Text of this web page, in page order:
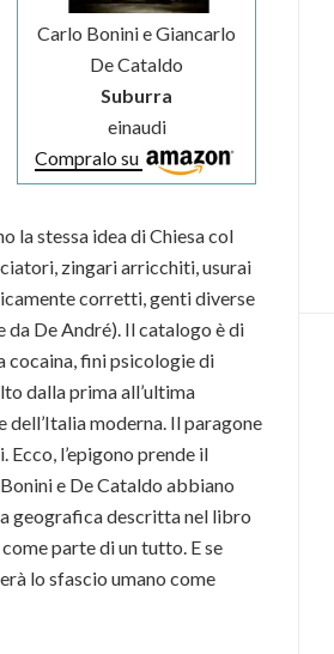
Carlo Bonini e Giancarlo
De Cataldo
Suburra
einaudi
Compralo su
la stessa idea di Chiesa col
zingari arricchiti, usurai
corretti, genti diverse
da De André). Il catalogo è di
cocaina, fini psicologie di
dalla prima all’ultima
moderna. Il paragone
l’epigono prende il
e De Cataldo abbiano
geografica descritta nel libro
parte di un tutto. E se
lo sfascio umano come